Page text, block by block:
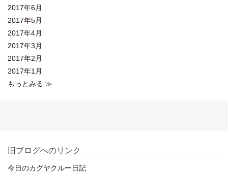
2017年6月
2017年5月
2017年4月
2017年3月
2017年2月
2017年1月
もっとみる ≫
旧ブログへのリンク
今日のカグヤクルー日記